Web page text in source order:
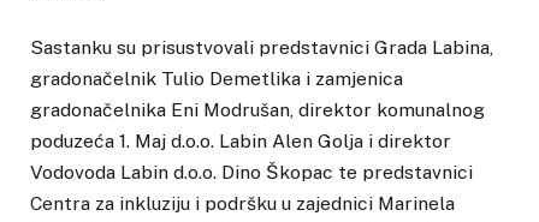
Sastanku su prisustvovali predstavnici Grada Labina,
gradonačelnik Tulio Demetlika i zamjenica
gradonačelnika Eni Modrušan, direktor komunalnog
poduzeća 1. Maj d.o.o. Labin Alen Golja i direktor
Vodovoda Labin d.o.o. Dino Škopac te predstavnici
Centra za inkluziju i podršku u zajednici Marinela